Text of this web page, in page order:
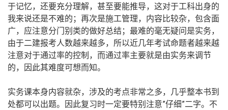
于记忆，还要充分理解，甚至要能推导，这对于工科出身的
我来说还是不难的；再次是施工管理，内容比较杂，包含面
广，应注意分门别类的做好总结；最难的毫无疑问是实务，
由于二建报考人数越来越多，所以近几年考试命题者越来越
注意对于通过率的控制，而通过率主要就是由实务来调节
的，因此其难度可想而知。
实务课本身内容就杂，涉及的考点非常之多，几乎整本书到
处都可以出题。因此复习时一定要特别注意”仔细”二字。不